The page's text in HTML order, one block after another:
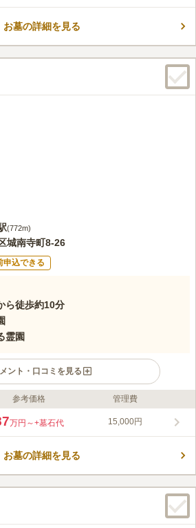
寺への寄付なども不要です。 墓石は10年保証
近くで購入し、バケツに水を張った状態でお墓
お墓の詳細を見る
(772m)
城南寺町8-26
申込できる
ら徒歩約10分
霊園
ント・口コミを見る
ント
められた美しい砂利が特徴的な、寺院霊苑で
あり落ち着いてお参りすることができます。霊
来仏教の方に限り宗派不問でお墓を申し込むこ
域にあるお墓は大きさが統一されていて洗練さ
。
場所から歩いて5分のところにあり花以外も大
参考価格 管理費
万円～+墓石代 15,000円
お墓の詳細を見る